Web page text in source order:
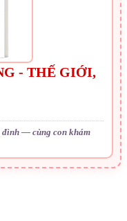
- THẾ GIỚI,
đình — cùng con khám